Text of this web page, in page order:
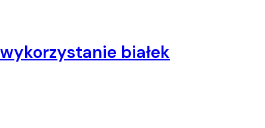
wykorzystanie białek